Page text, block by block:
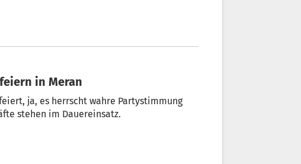
in Meran
ja, es herrscht wahre Partystimmung
stehen im Dauereinsatz.